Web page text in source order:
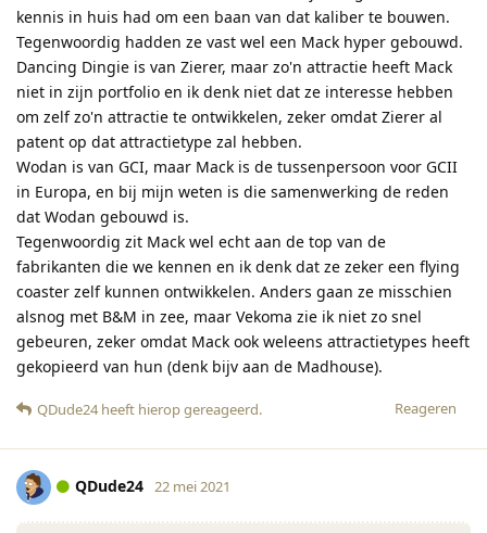
kennis in huis had om een baan van dat kaliber te bouwen.
Tegenwoordig hadden ze vast wel een Mack hyper gebouwd.
Dancing Dingie is van Zierer, maar zo'n attractie heeft Mack
niet in zijn portfolio en ik denk niet dat ze interesse hebben
om zelf zo'n attractie te ontwikkelen, zeker omdat Zierer al
patent op dat attractietype zal hebben.
Wodan is van GCI, maar Mack is de tussenpersoon voor GCII
in Europa, en bij mijn weten is die samenwerking de reden
dat Wodan gebouwd is.
Tegenwoordig zit Mack wel echt aan de top van de
fabrikanten die we kennen en ik denk dat ze zeker een flying
coaster zelf kunnen ontwikkelen. Anders gaan ze misschien
alsnog met B&M in zee, maar Vekoma zie ik niet zo snel
gebeuren, zeker omdat Mack ook weleens attractietypes heeft
gekopieerd van hun (denk bijv aan de Madhouse).
Reageren
QDude24heeft hierop gereageerd.
QDude24 22 mei 2021